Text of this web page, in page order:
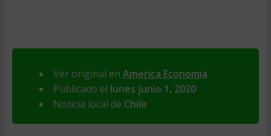
Ver original en America Economia
Publicado el lunes junio 1, 2020
Noticia local de Chile